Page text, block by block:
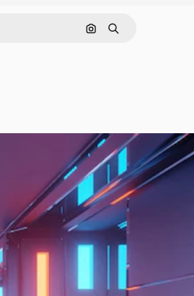
Rechercher par image
Rechercher